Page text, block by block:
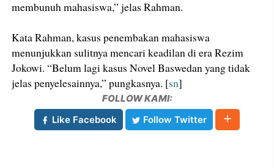
membunuh mahasiswa,” jelas Rahman.
Kata Rahman, kasus penembakan mahasiswa
menunjukkan sulitnya mencari keadilan di era Rezim
Jokowi. “Belum lagi kasus Novel Baswedan yang tidak
jelas penyelesainnya,” pungkasnya. [sn]
FOLLOW KAMI:
Like Facebook
Follow Twitter